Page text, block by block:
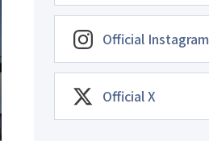
Official Instagram
Official X